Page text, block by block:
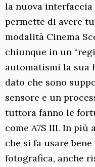
la nuova interfaccia
permette di avere
modalità Cinema
chiunque in un
automatismi la sua
dato che sono
sensore e un
tuttora fanno le
come A7S III. In più
che si fa usare
fotografica, anche